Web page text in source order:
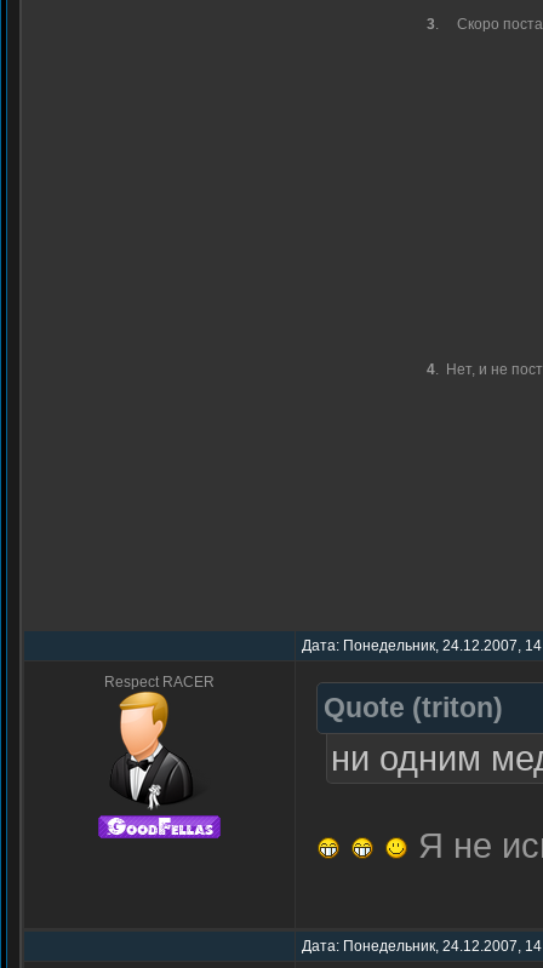
3. Скоро
4. Нет, и не
Дата: Понедельник, 24.12.2007,
Respect RACER
Quote (triton)
ни одним
Я не
Дата: Понедельник, 24.12.2007,